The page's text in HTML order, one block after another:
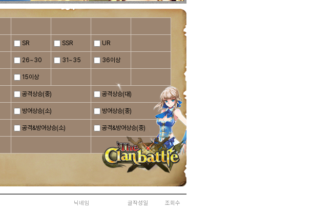
SR SSR UR
26~30 31~35 36이상
15이상
공격상승(중) 공격상승(대)
방어상승(소) 방어상승(중)
공격&방어상승(소) 공격&방어상승(중)
닉네임 글작성일 조회수